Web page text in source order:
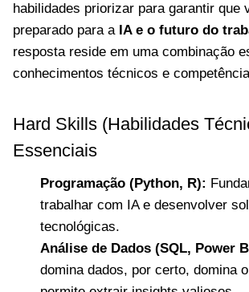
habilidades priorizar para garantir que
preparado para a IA e o futuro do
resposta reside em uma combinação
conhecimentos técnicos e
Hard Skills (Habilidades
Essenciais
Programação (Python, R):
trabalhar com IA e desenvolver
tecnológicas.
Análise de Dados (SQL, Power
domina dados, por certo, domina